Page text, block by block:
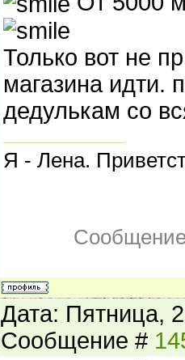
Только вот не
магазина идти.
дедулькам со
Я - Лена.
Дата: Пятница,
Сообщение #